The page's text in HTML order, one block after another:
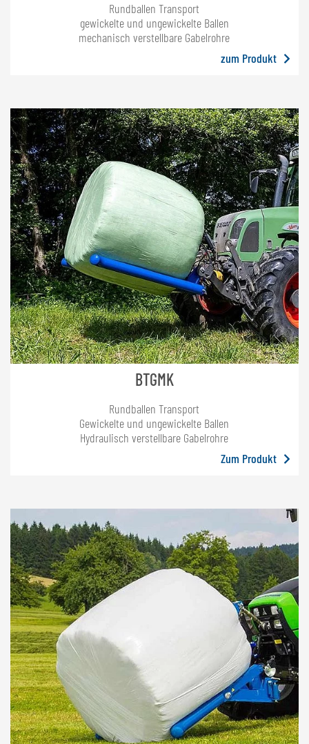
Rundballen Transport
gewickelte und ungewickelte Ballen
mechanisch verstellbare Gabelrohre
zum Produkt
BTGMK
Rundballen Transport
Gewickelte und ungewickelte Ballen
Hydraulisch verstellbare Gabelrohre
Zum Produkt